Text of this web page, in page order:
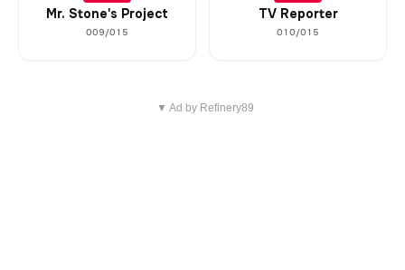
Mr. Stone's Project
009/015
TV Reporter
010/015
▼ Ad by Refinery89